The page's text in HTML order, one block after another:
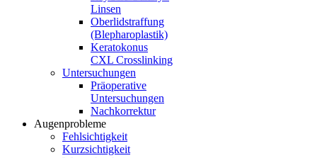
Linsen
Oberlidstraffung
(Blepharoplastik)
Keratokonus
CXL Crosslinking
Untersuchungen
Präoperative
Untersuchungen
Nachkorrektur
Augenprobleme
Fehlsichtigkeit
Kurzsichtigkeit